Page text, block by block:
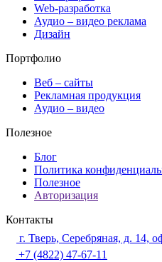
Web-разработка
Аудио – видео реклама
Дизайн
Портфолио
Веб – сайты
Рекламная продукция
Аудио – видео
Полезное
Блог
Политика
Полезное
Авторизация
Контакты
г. Тверь, Серебряная, д. 14,
+7 (4822) 47-67-11